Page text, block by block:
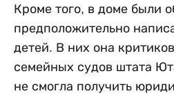
Кроме того, в доме были
предположительно
детей. В них она
семейных судов штата
не смогла получить